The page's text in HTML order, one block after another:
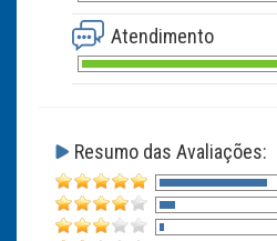
Atendimento
Resumo das Avaliações: